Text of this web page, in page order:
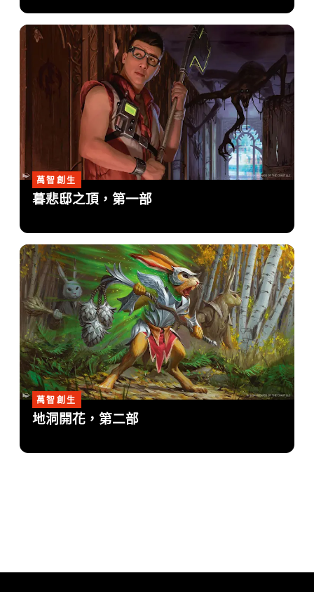
萬智創生
暮悲邸之頂，第一部
萬智創生
地洞開花，第二部